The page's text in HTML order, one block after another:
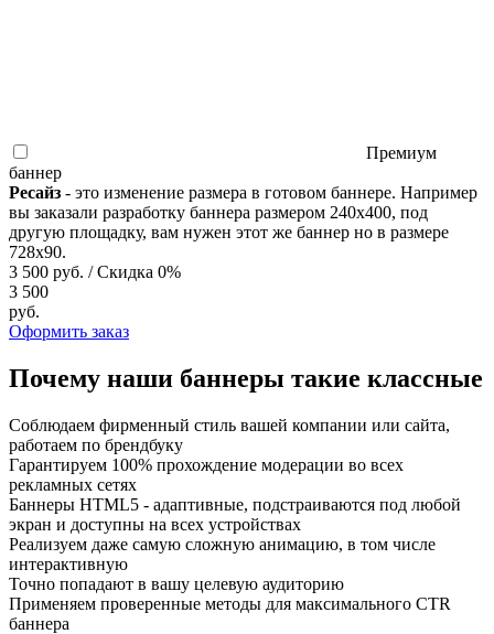
Премиум
баннер
Ресайз - это изменение размера в готовом баннере. Например
вы заказали разработку баннера размером 240x400, под
другую площадку, вам нужен этот же баннер но в размере
728x90.
3 500 руб. / Скидка 0%
3 500
руб.
Оформить заказ
Почему наши баннеры такие классные
Соблюдаем фирменный стиль вашей компании или сайта,
работаем по брендбуку
Гарантируем 100% прохождение модерации во всех
рекламных сетях
Баннеры HTML5 - адаптивные, подстраиваются под любой
экран и доступны на всех устройствах
Реализуем даже самую сложную анимацию, в том числе
интерактивную
Точно попадают в вашу целевую аудиторию
Применяем проверенные методы для максимального CTR
баннера